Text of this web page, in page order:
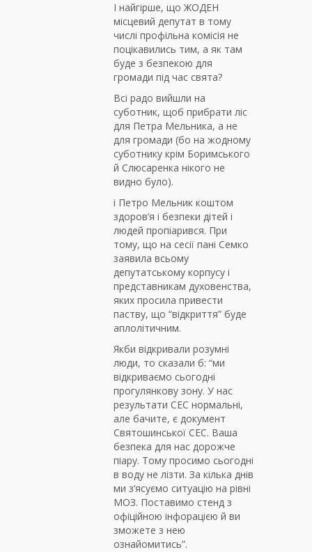
І найгірше, що ЖОДЕН
місцевий депутат в тому
числі профільна комісія не
поцікавились тим, а як там
буде з безпекою для
громади під час свята?
Всі радо вийшли на
суботник, щоб прибрати ліс
для Петра Мельника, а не
для громади (бо на жодному
суботнику крім Боримського
й Слюсаренка нікого не
видно було).
і Петро Мельник коштом
здоров’я і безпеки дітей і
людей пропіарився. При
тому, що на сесії пані Семко
заявила всьому
депутатському корпусу і
представникам духовенства,
яких просила привести
паству, що “відкриття” буде
аплолітичним.
Якби відкривали розумні
люди, то сказали б: “ми
відкриваємо сьогодні
прогулянкову зону. У нас
результати СЕС нормальні,
але бачите, є документ
Святошинської СЕС. Ваша
безпека для нас дорожче
піару. Тому просимо сьогодні
в воду не лізти. За кілька днів
ми з’ясуємо ситуацію на рівні
МОЗ. Поставимо стенд з
офіційною інфорацією й ви
зможете з нею
ознайомитись”.